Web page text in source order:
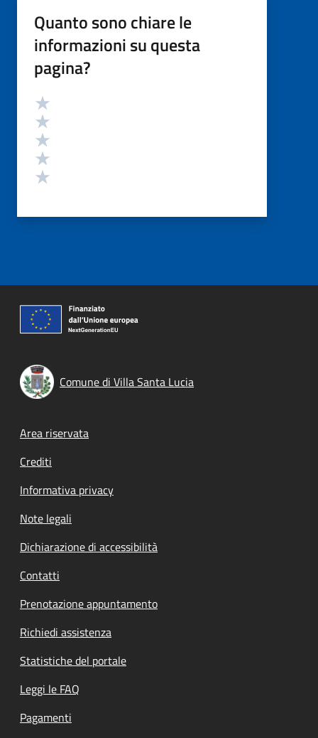
Quanto sono chiare le
informazioni su questa
pagina?
Valutazione
Comune di Villa Santa Lucia
Footer menu
Area riservata
Crediti
Informativa privacy
Note legali
Dichiarazione di accessibilità
Contatti
Prenotazione appuntamento
Richiedi assistenza
Statistiche del portale
Leggi le FAQ
Pagamenti